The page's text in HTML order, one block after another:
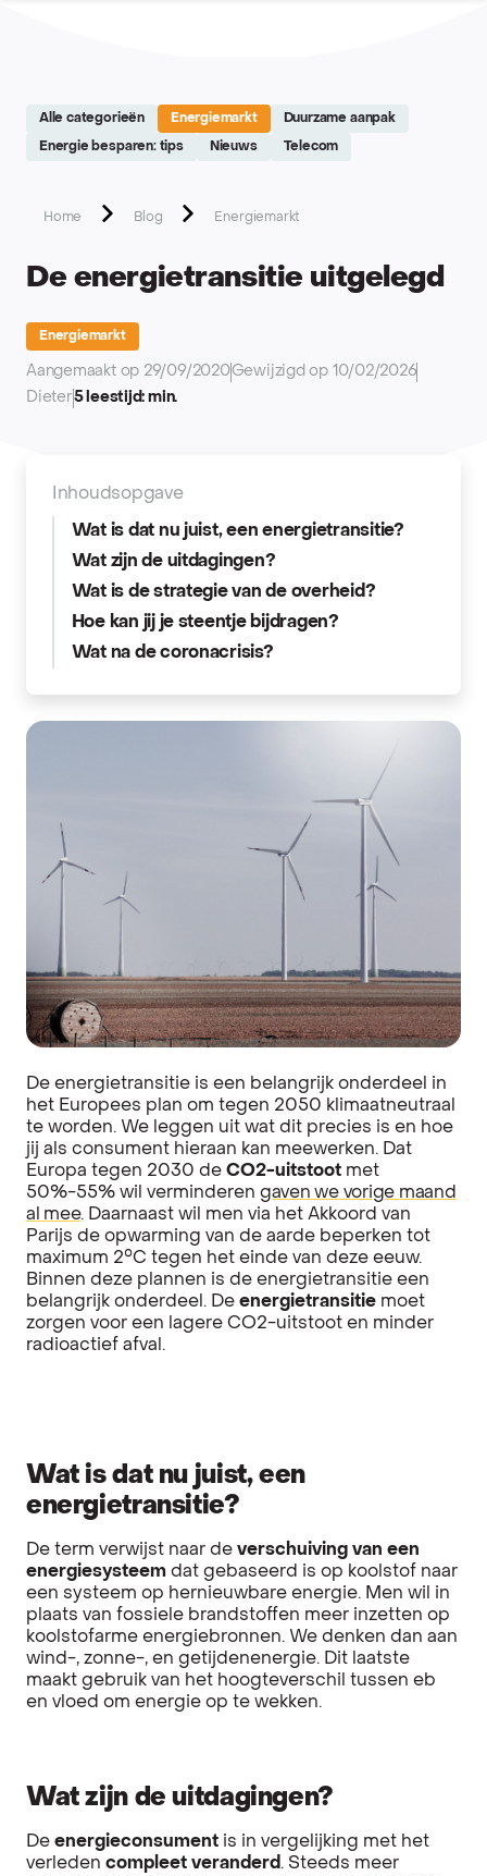
Alle categorieën Energiemarkt Duurzame aanpak
Energie besparen: tips Nieuws Telecom
Home Blog Energiemarkt
De energietransitie uitgelegd
Energiemarkt
Aangemaakt op 29/09/2020Gewijzigd op 10/02/2026
Dieter5 leestijd: min.
Inhoudsopgave
Wat is dat nu juist, een energietransitie?
Wat zijn de uitdagingen?
Wat is de strategie van de overheid?
Hoe kan jij je steentje bijdragen?
Wat na de coronacrisis?
De energietransitie is een belangrijk onderdeel in
het Europees plan om tegen 2050 klimaatneutraal
te worden. We leggen uit wat dit precies is en hoe
jij als consument hieraan kan meewerken. Dat
Europa tegen 2030 de CO2-uitstoot met
50%-55% wil verminderen gaven we vorige maand
al mee. Daarnaast wil men via het Akkoord van
Parijs de opwarming van de aarde beperken tot
maximum 2°C tegen het einde van deze eeuw.
Binnen deze plannen is de energietransitie een
belangrijk onderdeel. De energietransitie moet
zorgen voor een lagere CO2-uitstoot en minder
radioactief afval.
Wat is dat nu juist, een
energietransitie?
De term verwijst naar de verschuiving van een
energiesysteem dat gebaseerd is op koolstof naar
een systeem op hernieuwbare energie. Men wil in
plaats van fossiele brandstoffen meer inzetten op
koolstofarme energiebronnen. We denken dan aan
wind-, zonne-, en getijdenenergie. Dit laatste
maakt gebruik van het hoogteverschil tussen eb
en vloed om energie op te wekken.
Wat zijn de uitdagingen?
De energieconsument is in vergelijking met het
verleden compleet veranderd. Steeds meer